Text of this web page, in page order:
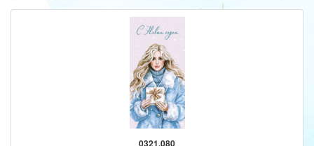
0321.080